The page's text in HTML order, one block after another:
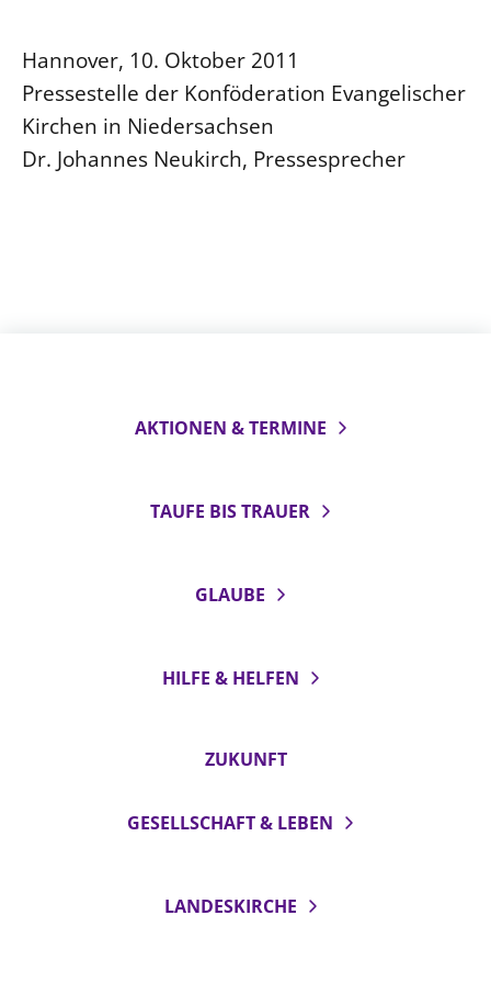
Hannover, 10. Oktober 2011
Pressestelle der Konföderation Evangelischer
Kirchen in Niedersachsen
Dr. Johannes Neukirch, Pressesprecher
AKTIONEN & TERMINE
TAUFE BIS TRAUER
GLAUBE
HILFE & HELFEN
ZUKUNFT
GESELLSCHAFT & LEBEN
LANDESKIRCHE